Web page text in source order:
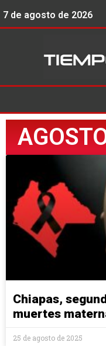
7 de agosto de 2026
Chiapas,
muertes
25 de agosto de 2025